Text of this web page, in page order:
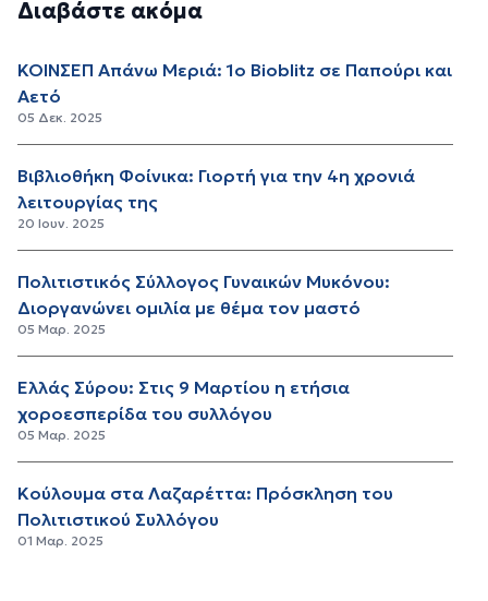
Διαβάστε ακόμα
ΚΟΙΝΣΕΠ Απάνω Μεριά: 1ο Bioblitz σε Παπούρι και
Αετό
05 Δεκ. 2025
Βιβλιοθήκη Φοίνικα: Γιορτή για την 4η χρονιά
λειτουργίας της
20 Ιουν. 2025
Πολιτιστικός Σύλλογος Γυναικών Μυκόνου:
Διοργανώνει ομιλία με θέμα τον μαστό
05 Μαρ. 2025
Ελλάς Σύρου: Στις 9 Μαρτίου η ετήσια
χοροεσπερίδα του συλλόγου
05 Μαρ. 2025
Κούλουμα στα Λαζαρέττα: Πρόσκληση του
Πολιτιστικού Συλλόγου
01 Μαρ. 2025